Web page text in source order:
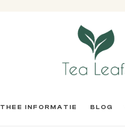
THEE INFORMATIE BLOG